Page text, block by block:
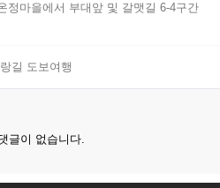
정마을에서 부대앞 및 갈맷길 6-4구간
길 도보여행
글이 없습니다.